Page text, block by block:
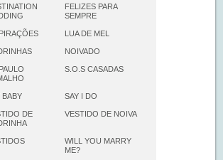
FELIZES PARA
SEMPRE
LUA DE MEL
NOIVADO
S.O.S CASADAS
BABY SAY I DO
DE
VESTIDO DE NOIVA
WILL YOU MARRY
ME?